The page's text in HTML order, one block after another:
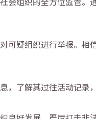
会组织的全方位监管。
可疑组织进行举报。
了解其过往活动记录